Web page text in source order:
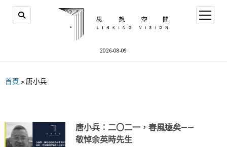
2026-08-09
首頁 > 唐小兵
唐小兵：二〇二一，春風遠矣——
敬悼余英時先生